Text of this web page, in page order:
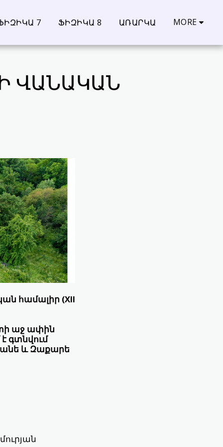
7 ՖԻԶԻԿԱ 8 ԱՌԱՐԿԱ MORE
ՎԱՆԱԿԱՆ
համալիր (XII
աջ ափին
գտնվում
և Զաքարե